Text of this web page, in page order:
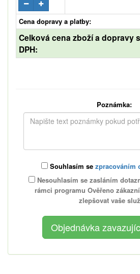
Cena dopravy a platby:
Celková cena zboží a dopravy s
DPH:
Poznámka:
Souhlasím se zpracováním
Nesouhlasím se zasláním
rámci programu Ověřeno
zlepšovat vaše